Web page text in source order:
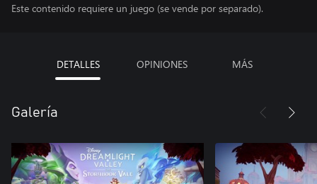
Este contenido requiere un juego (se vende por separado).
DETALLES OPINIONES MÁS
Galería